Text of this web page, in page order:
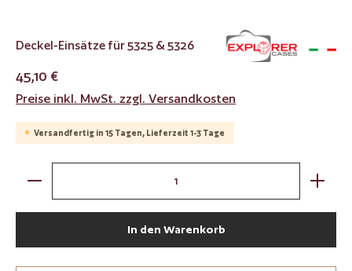
Deckel-Einsätze für 5325 & 5326
45,10 €
Preise inkl. MwSt. zzgl. Versandkosten
Versandfertig in 15 Tagen, Lieferzeit 1-3 Tage
Produkt Anzahl: Gib den gewünschten Wert ein oder
In den Warenkorb